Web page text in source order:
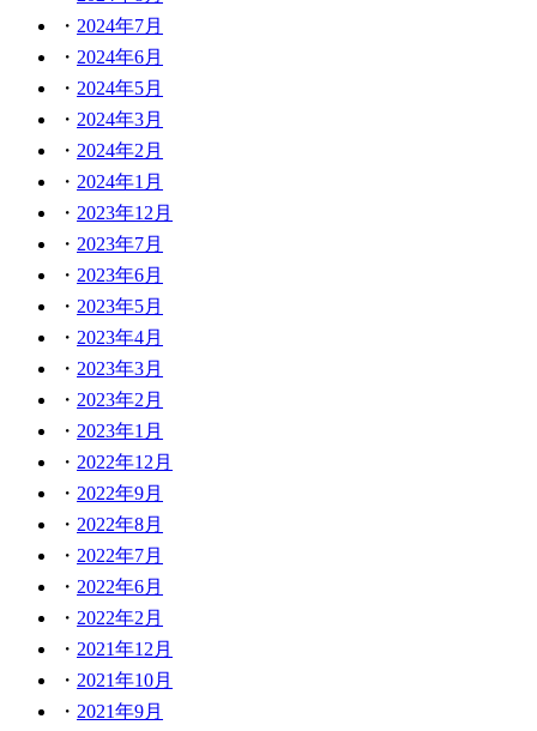
2024年7月
2024年6月
2024年5月
2024年3月
2024年2月
2024年1月
2023年12月
2023年7月
2023年6月
2023年5月
2023年4月
2023年3月
2023年2月
2023年1月
2022年12月
2022年9月
2022年8月
2022年7月
2022年6月
2022年2月
2021年12月
2021年10月
2021年9月